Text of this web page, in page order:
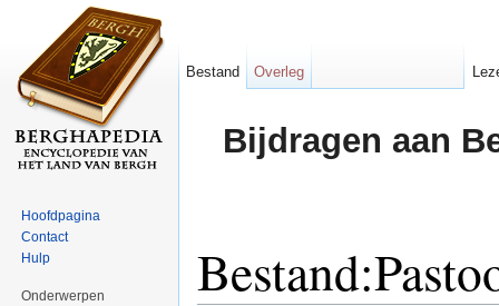
Bijdragen aan
Bestand Overleg
Hoofdpagina
Contact
Hulp
Onderwerpen